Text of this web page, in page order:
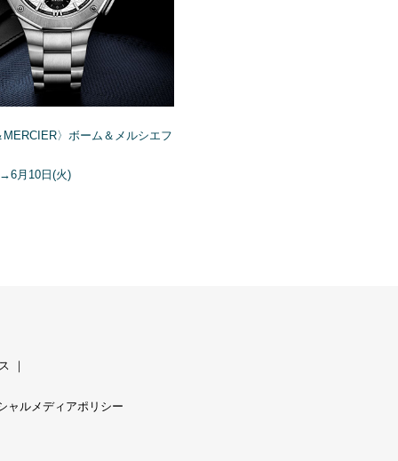
〉ボーム＆メルシエフ
月10日(火)
｜
ャルメディアポリシー